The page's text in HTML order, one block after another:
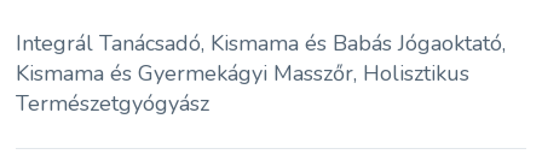
Integrál Tanácsadó, Kismama és Babás Jógaoktató,
Kismama és Gyermekágyi Masszőr, Holisztikus
Természetgyógyász